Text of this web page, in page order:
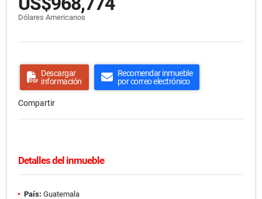
Dólares Americanos
Descargar
información
Recomendar inmueble
por correo electrónico
Compartir
Detalles del inmueble
País: Guatemala